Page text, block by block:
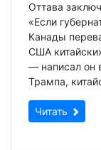
Оттава
«Если
Канады
США
— написал он
Трампа,
Читать